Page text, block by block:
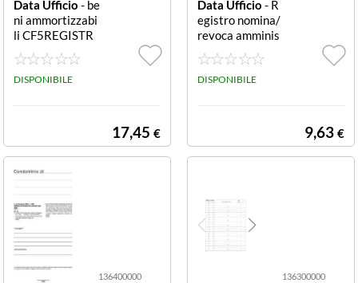
Data Ufficio - be
ni ammortizzabi
li CF5REGISTR
O 45PAG DU13
6800000 REGI
STRO BENI AM
DISPONIBILE
17,45 €
Data Ufficio - R
egistro nomina/
revoca amminis
tratore condomi
nio A4 REGISTR
O DI NOMINA
Z)
DISPONIBILE
9,63 €
136400000 136300000